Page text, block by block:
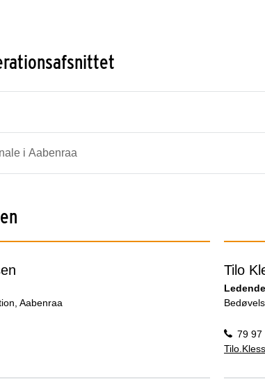
i Aabenraa
Aabenraa
Tilo
79 97